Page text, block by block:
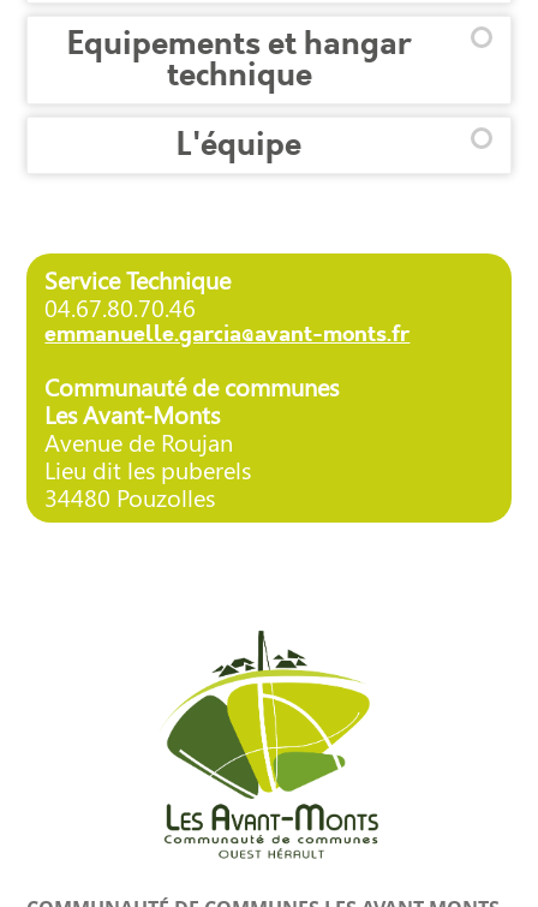
Equipements et hangar
technique
L'équipe
Service Technique
04.67.80.70.46
emmanuelle.garcia@avant-monts.fr
Communauté de communes
Les Avant-Monts
Avenue de Roujan
Lieu dit les puberels
34480 Pouzolles